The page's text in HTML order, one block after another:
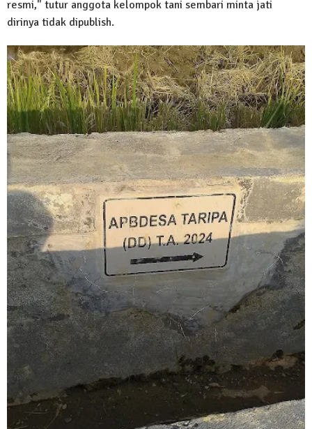
resmi," tutur anggota kelompok tani sembari minta jati
dirinya tidak dipublish.